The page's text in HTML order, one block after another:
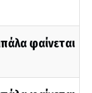
φαίνεται